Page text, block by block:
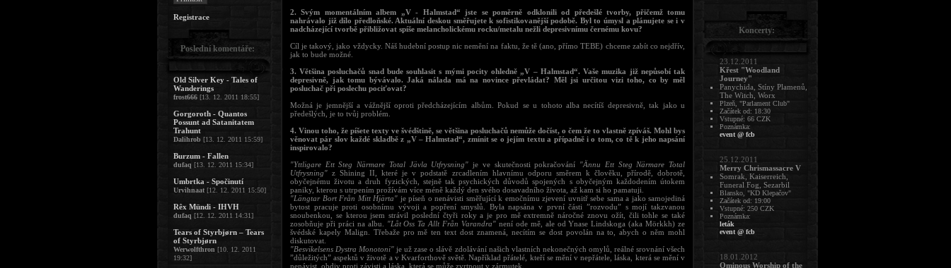
2. Svým momentálním albem „V - Halmstad“ jste se poměrně odklonili od předešlé tvorby, přičemž tomu
nahrávalo již dílo předloňské. Aktuální deskou směřujete k sofistikovanější podobě. Byl to úmysl a plánujete se i v
nadcházející tvorbě přibližovat spíše melancholickému rocku/metalu nežli depresivnímu černému kovu?
Cíl je takový, jako vždycky. Náš hudební postup nic nemění na faktu, že tě (ano, přímo TEBE) chceme zabít co nejdřív,
jak to bude možné.
3. Většina posluchačů snad bude souhlasit s mými pocity ohledně „V – Halmstad“. Vaše muzika již nepůsobí tak
depresivně, jak tomu bývávalo. Jaká nálada má na novince převládat? Měl jsi určitou vizi toho, co by měl
posluchač při poslechu pociťovat?
Možná je jemnější a vážnější oproti předcházejícím albům. Pokud se u tohoto alba necítíš depresivně, tak jako u
předešlých, je to tvůj problém.
4. Vinou toho, že píšete texty ve švédštině, se většina posluchačů nemůže dočíst, o čem že to vlastně zpíváš. Mohl bys
věnovat pár slov každé skladbě z „V – Halmstad“, zmínit se o jejím textu a případně i o tom, co tě k jeho napsání
inspirovalo?
"Yttligare Ett Steg Närmare Total Jävla Utfrysning" je ve skutečnosti pokračování "Ännu Ett Steg Närmare Total
Utfrysning" z Shining II, které je v podstatě zrcadlením hlavnímu odporu směrem k člověku, přírodě, dobrotě,
obyčejnému životu a druh fyzických, stejně tak psychických důvodů spojených s obyčejným každodením útokem
paniky, kterou s utrpením prožívám více méně každý den svého dosavadního života, až kam si ho pamatuji.
"Längtar Bort Från Mitt Hjärta" je píseň o nenávisti směřující k emočnímu zjevení uvnitř sebe sama a jako samojediná
bytost pracuje proti osobnímu vývoji a popření smyslů. Byla napsána v první části ”rozvodu” s mojí takzvanou
snoubenkou, se kterou jsem strávil poslední čtyři roky a je pro mě extremně náročné znovu ožít, čili tohle se také
zosobňuje při práci na albu.
"Låt Oss Ta Allt Från Varandra" není ode mě, ale od Ynase Lindskoga (aka Mörkkh) ze
švédské kapely Malign. Třebaže pro mě ten text dost znamená, necítím se dost povolán na to, abych o něm mohl
diskutovat.
"Besvikelsens Dystra Monotoni" je už zase o slávě zdolávání našich vlastních nekonečných omylů, reálné srovnání všech
”důležitých” aspektů v životě a v Kvarforthově světě. Například přátelé, kteří se mění v nepřátele, láska, která se mění v
nenávist, obdiv proti závisti a láska, která se může zvrtnout v zármutek.
Registrace
Poslední komentáře:
Old Silver Key - Tales of
Wanderings
frost666 [13. 12. 2011 18:55]
Gorgoroth - Quantos
Possunt ad Satanitatem
Trahunt
Dalihrob [13. 12. 2011 15:59]
Burzum - Fallen
dufaq [13. 12. 2011 15:34]
Umbrtka - Spočinutí
Urvihnaat [12. 12. 2011 15:50]
Rêx Mündi - IHVH
dufaq [12. 12. 2011 14:31]
Tears of Styrbjørn – Tears
of Styrbjørn
Werwolfthron [10. 12. 2011
19:32]
Koncerty:
23.12.2011
Křest "Woodland
Journey"
Panychida, Stíny Plamenů,
The Witch, Worx
Plzeň, "Parlament Club"
Začátek od: 18:30
Vstupné: 66 CZK
Poznámka:
event @ fcb
25.12.2011
Merry Chrismassacre V
Somrak, Kaiserreich,
Funeral Fog, Sezarbil
Blansko, "KD Klepačov"
Začátek od: 19:00
Vstupné: 250 CZK
Poznámka:
leták
event @ fcb
18.01.2012
Ominous Worship of the